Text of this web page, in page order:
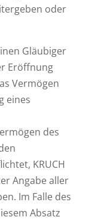
oder
Gläubiger
Eröffnung
Vermögen
eines
des
KRUCH
Angabe aller
Im Falle des
Absatz